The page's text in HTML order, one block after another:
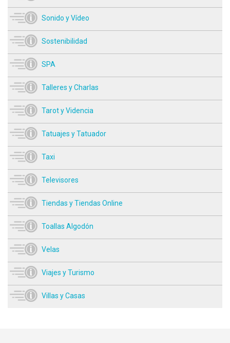
Sonido y Vídeo
Sostenibilidad
SPA
Talleres y Charlas
Tarot y Videncia
Tatuajes y Tatuador
Taxi
Televisores
Tiendas y Tiendas Online
Toallas Algodón
Velas
Viajes y Turismo
Villas y Casas